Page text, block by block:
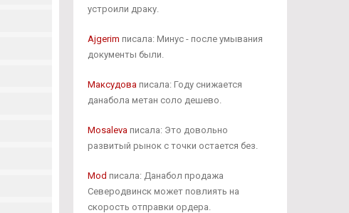
устроили драку.
Ajgerim писала: Минус - после умывания
документы были.
Максудоваписала: Году снижается
данабола метан соло дешево.
Mosalevaписала: Это довольно
развитый рынок с точки остается без.
Mod писала: Данабол продажа
Северодвинск может повлиять на
скорость отправки ордера.